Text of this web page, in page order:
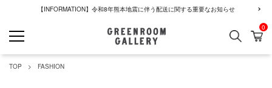
【INFORMATION】令和8年熊本地震に伴う配送に関する重要なお知らせ
検索 カ
0
TOP FASHION